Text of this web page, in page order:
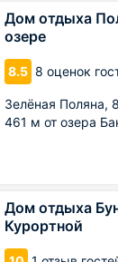
Дом отдыха
озере
8.5 8 оценок
Зелёная Поляна,
461 м от озера
Дом отдыха
Курортной